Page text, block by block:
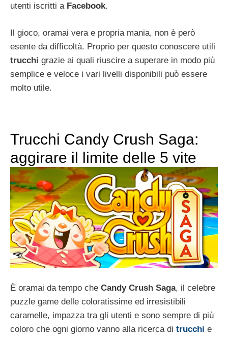
utenti iscritti a Facebook.
Il gioco, oramai vera e propria mania, non è però
esente da difficoltà. Proprio per questo conoscere utili
trucchi grazie ai quali riuscire a superare in modo più
semplice e veloce i vari livelli disponibili può essere
molto utile.
Trucchi Candy Crush Saga:
aggirare il limite delle 5 vite
È oramai da tempo che Candy Crush Saga, il celebre
puzzle game delle coloratissime ed irresistibili
caramelle, impazza tra gli utenti e sono sempre di più
coloro che ogni giorno vanno alla ricerca di trucchi e